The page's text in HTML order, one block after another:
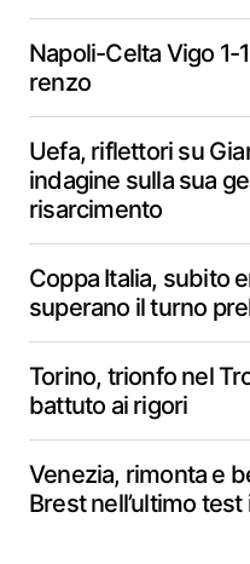
Napoli-Celta Vigo 1-
renzo
Uefa, riflettori su
indagine sulla sua
risarcimento
Coppa Italia, subito
superano il turno
Torino, trionfo nel
battuto ai rigori
Venezia, rimonta e
Brest nell’ultimo